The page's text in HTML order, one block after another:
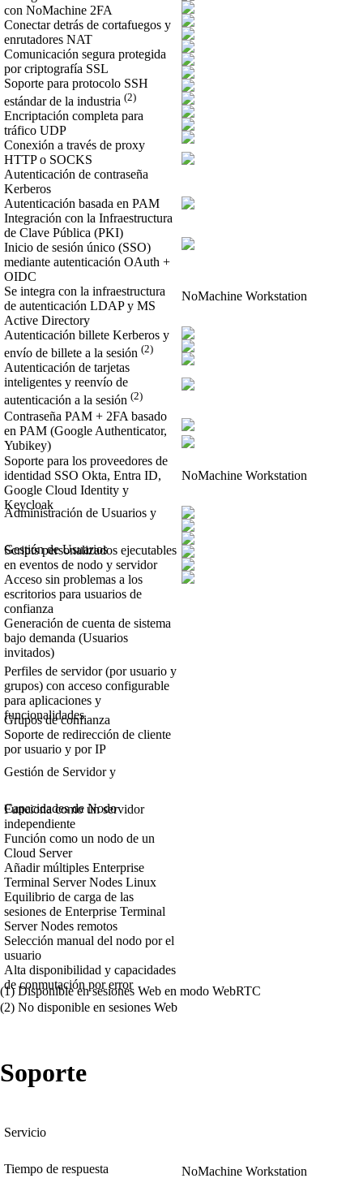
con NoMachine 2FA
Conectar detrás de cortafuegos y
enrutadores NAT
Comunicación segura protegida
por criptografía SSL
Soporte para protocolo SSH
estándar de la industria (2)
Encriptación completa para
tráfico UDP
Conexión a través de proxy
HTTP o SOCKS
Autenticación de contraseña
Kerberos
Autenticación basada en PAM
Integración con la Infraestructura
de Clave Pública (PKI)
Inicio de sesión único (SSO)
mediante autenticación OAuth +
OIDC
Se integra con la infraestructura
de autenticación LDAP y MS
Active Directory
Autenticación billete Kerberos y
envío de billete a la sesión (2)
Autenticación de tarjetas
inteligentes y reenvío de
autenticación a la sesión (2)
Contraseña PAM + 2FA basado
en PAM (Google Authenticator,
Yubikey)
Soporte para los proveedores de
identidad SSO Okta, Entra ID,
Google Cloud Identity y
Keycloak
Administración de Usuarios y
Gestión de Usuarios
Scripts personalizados ejecutables
en eventos de nodo y servidor
Acceso sin problemas a los
escritorios para usuarios de
confianza
Generación de cuenta de sistema
bajo demanda (Usuarios
invitados)
Perfiles de servidor (por usuario y
grupos) con acceso configurable
para aplicaciones y
funcionalidades
Grupos de confianza
Soporte de redirección de cliente
por usuario y por IP
Gestión de Servidor y
Capacidades de Nodo
Funciona como un servidor
independiente
Función como un nodo de un
Cloud Server
Añadir múltiples Enterprise
Terminal Server Nodes Linux
Equilibrio de carga de las
sesiones de Enterprise Terminal
Server Nodes remotos
Selección manual del nodo por el
usuario
Alta disponibilidad y capacidades
de conmutación por error
NoMachine Workstation
NoMachine Workstation
(1) Disponible en sesiones Web en modo WebRTC
(2) No disponible en sesiones Web
Soporte
Servicio
Tiempo de respuesta
NoMachine Workstation